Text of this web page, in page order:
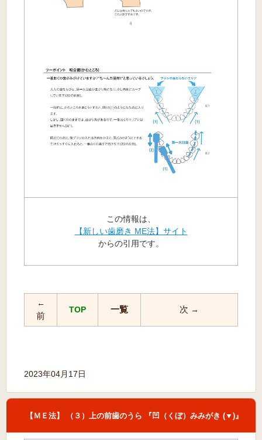
この情報は、
【新しい歯磨き ME法】サイト
からの引用です。
←
前
TOP 一覧 次 →
2023年04月17日
【ＭＥ法】 （３）上の前歯のうら 『凹（くぼ）みみがき (▼)』